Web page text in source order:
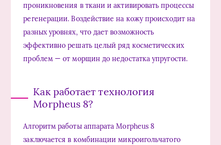
проникновения в ткани и активировать процессы
регенерации. Воздействие на кожу происходит на
разных уровнях, что дает возможность
эффективно решать целый ряд косметических
проблем — от морщин до недостатка упругости.
Как работает технология
Morpheus 8?
Алгоритм работы аппарата Morpheus 8
заключается в комбинации микроигольчатого